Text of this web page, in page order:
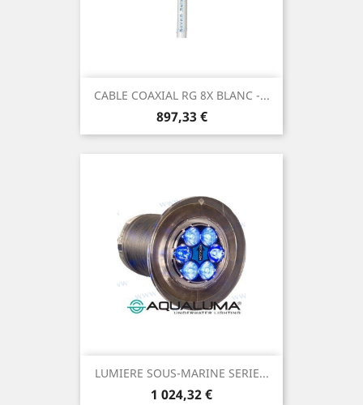
CABLE COAXIAL RG 8X BLANC -...
Prix
897,33 €
LUMIERE SOUS-MARINE SERIE...
Prix
1 024,32 €